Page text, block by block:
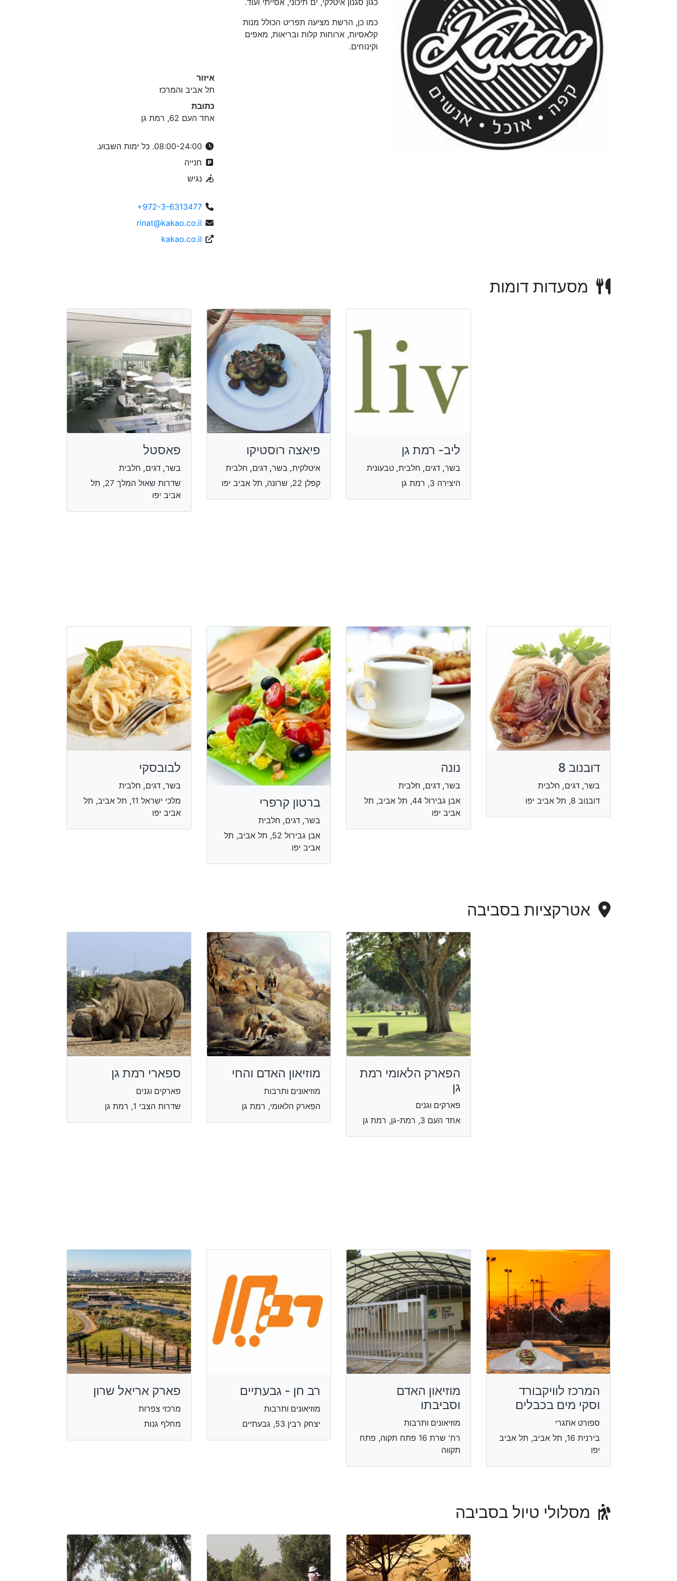
כגון סגנון איטלקי, ים תיכוני, אסייתי ועוד.
כמו כן, הרשת מציעה תפריט הכולל מנות
קלאסיות, ארוחות קלות ובריאות, מאפים
וקינוחים.
איזור
תל אביב והמרכז
כתובת
אחד העם 62, רמת גן
חנייה
נגיש
+972-3-6313477
rinat@kakao.co.il
kakao.co.il
מסעדות דומות
ליב- רמת גן
בשר, דגים, חלבית, טבעונית
היצירה 3, רמת גן
פיאצה רוסטיקו
איטלקית, בשר, דגים, חלבית
קפלן 22, שרונה, תל אביב יפו
פאסטל
בשר, דגים, חלבית
שדרות שאול המלך 27, תל
אביב יפו
דובנוב 8
בשר, דגים, חלבית
דובנוב 8, תל אביב יפו
נונה
בשר, דגים, חלבית
אבן גבירול 44, תל אביב, תל
אביב יפו
ברטון קרפרי
בשר, דגים, חלבית
אבן גבירול 52, תל אביב, תל
אביב יפו
לבובסקי
בשר, דגים, חלבית
מלכי ישראל 11, תל אביב, תל
אביב יפו
אטרקציות בסביבה
הפארק הלאומי רמת
גן
פארקים וגנים
אחד העם 3, רמת-גן, רמת גן
מוזיאון האדם והחי
מוזיאונים ותרבות
הפארק הלאומי, רמת גן
ספארי רמת גן
פארקים וגנים
שדרות הצבי 1, רמת גן
המרכז לוויקבורד
וסקי מים בכבלים
ספורט אתגרי
בירנית 16, תל אביב, תל אביב
יפו
מוזיאון האדם
וסביבתו
מוזיאונים ותרבות
רח' שרת 16 פתח תקוה, פתח
תקווה
רב חן - גבעתיים
מוזיאונים ותרבות
יצחק רבין 53, גבעתיים
פארק אריאל שרון
מרכזי צפרות
מחלף גנות
מסלולי טיול בסביבה